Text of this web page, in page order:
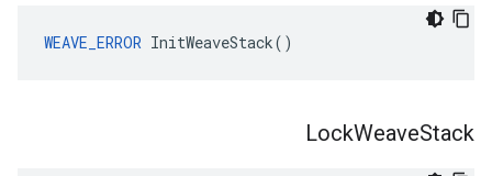
WEAVE_ERROR InitWeaveStack()
LockWeaveStack